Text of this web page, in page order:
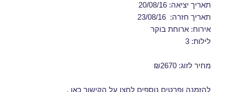
תאריך יציאה: 20/08/16
תאריך חזרה: 23/08/16
אירוח: ארוחת בוקר
לילות: 3
מחיר לזוג: ₪2670
להזמנה ופרטים נוספים לחצו על הקישור כאן .